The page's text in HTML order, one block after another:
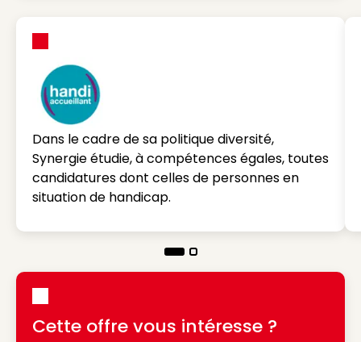
Dans le cadre de sa politique diversité,
Synergie étudie, à compétences égales, toutes
candidatures dont celles de personnes en
situation de handicap.
Cette offre vous intéresse ?